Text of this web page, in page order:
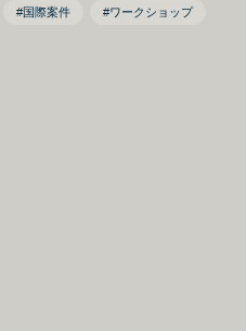
#国際案件 #ワークショップ